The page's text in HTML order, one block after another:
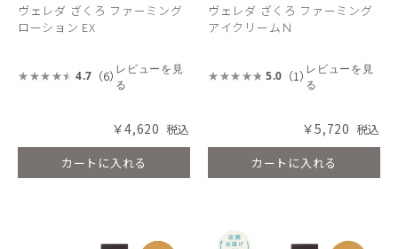
ヴェレダ ざくろ ファーミング
ローション EX
4.7 （6） レビューを見
る
￥4,620
カートに入れる
ヴェレダ ざくろ ファーミング
アイクリームＮ
5.0 （1） レビューを見
る
￥5,720
カートに入れる